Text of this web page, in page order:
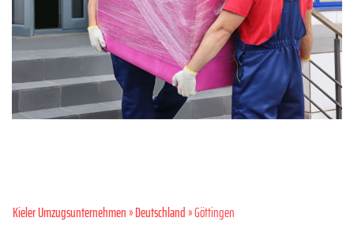
Kieler Umzugsunternehmen»Deutschland» Göttingen